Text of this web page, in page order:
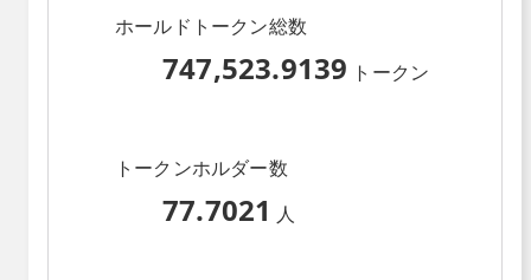
ホールドトークン総数
747,523.9139 トークン
トークンホルダー数
77.7021 人